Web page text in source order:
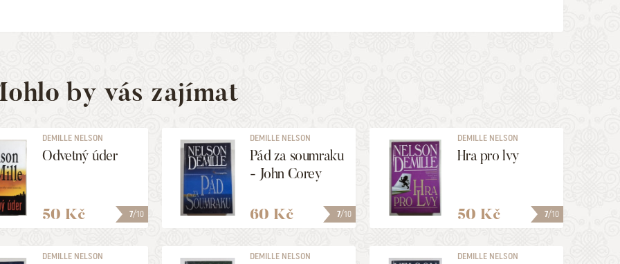
by vás zajímat
7/10
DEMILLE NELSON
Odvetný úder
50 Kč 7/10
DEMILLE NELSON
Pád za soumraku
- John Corey
60 Kč 7/10
DEMILLE NELSON
Hra pro lvy
50 Kč
DEMILLE NELSON DEMILLE NELSON DEMILLE NELSON